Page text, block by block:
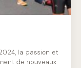
la passion et
de nouveaux